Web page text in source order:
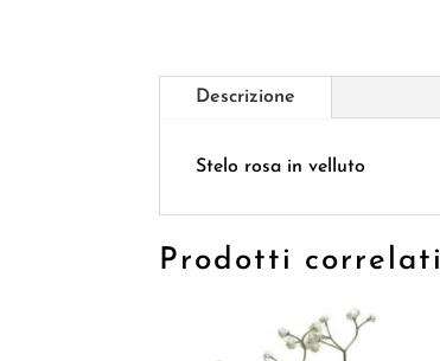
Descrizione
Stelo rosa in velluto
Prodotti correlati